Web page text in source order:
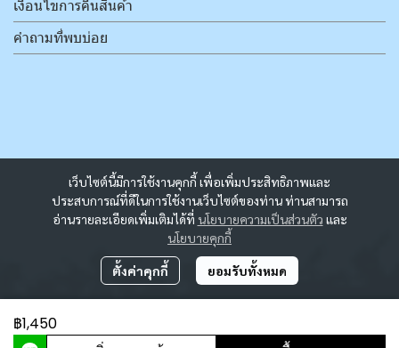
฿1,450
เว็บไซต์นี้มีการใช้งานคุกกี้ เพื่อเพิ่มประสิทธิภาพและ
ประสบการณ์ที่ดีในการใช้งานเว็บไซต์ของท่าน ท่านสามารถ
อ่านรายละเอียดเพิ่มเติมได้ที่ นโยบายความเป็นส่วนตัว และ
นโยบายคุกกี้
ตั้งค่าคุกกี้ ยอมรับทั้งหมด
เงื่อนไขการคืนสินค้า
คำถามที่พบบ่อย
ผู้เข้าชมวันนี้5,992